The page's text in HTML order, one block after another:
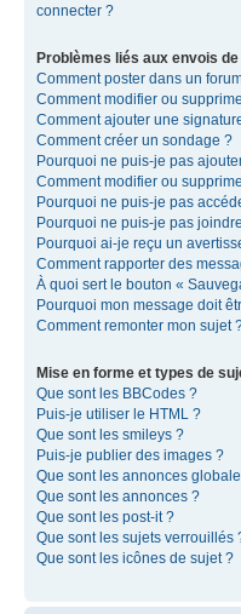
connecter ?
Problèmes liés aux envois
Comment poster dans un
Comment modifier ou
Comment ajouter une
Comment créer un sondage ?
Pourquoi ne puis-je pas
Comment modifier ou
Pourquoi ne puis-je pas
Pourquoi ne puis-je pas
Pourquoi ai-je reçu un
Comment rapporter des
À quoi sert le bouton «
Pourquoi mon message doit
Comment remonter mon sujet
Mise en forme et types de
Que sont les BBCodes ?
Puis-je utiliser le HTML ?
Que sont les smileys ?
Puis-je publier des images ?
Que sont les annonces
Que sont les annonces ?
Que sont les post-it ?
Que sont les sujets verrouillés
Que sont les icônes de sujet ?